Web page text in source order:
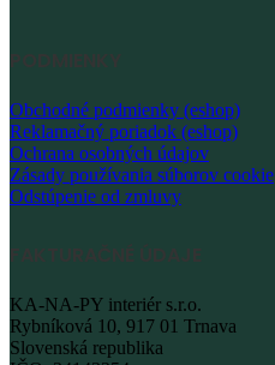
PODMIENKY
Obchodné podmienky (eshop)
Reklamačný poriadok (eshop)
Ochrana osobných údajov
Zásady používania súborov cookie
Odstúpenie od zmluvy
FAKTURAČNÉ ÚDAJE
KA-NA-PY interiér s.r.o.
Rybníková 10, 917 01 Trnava
Slovenská republika